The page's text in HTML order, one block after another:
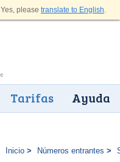
Yes, please translate to English.
Tarifas Ayuda
Inicio Números entrantes